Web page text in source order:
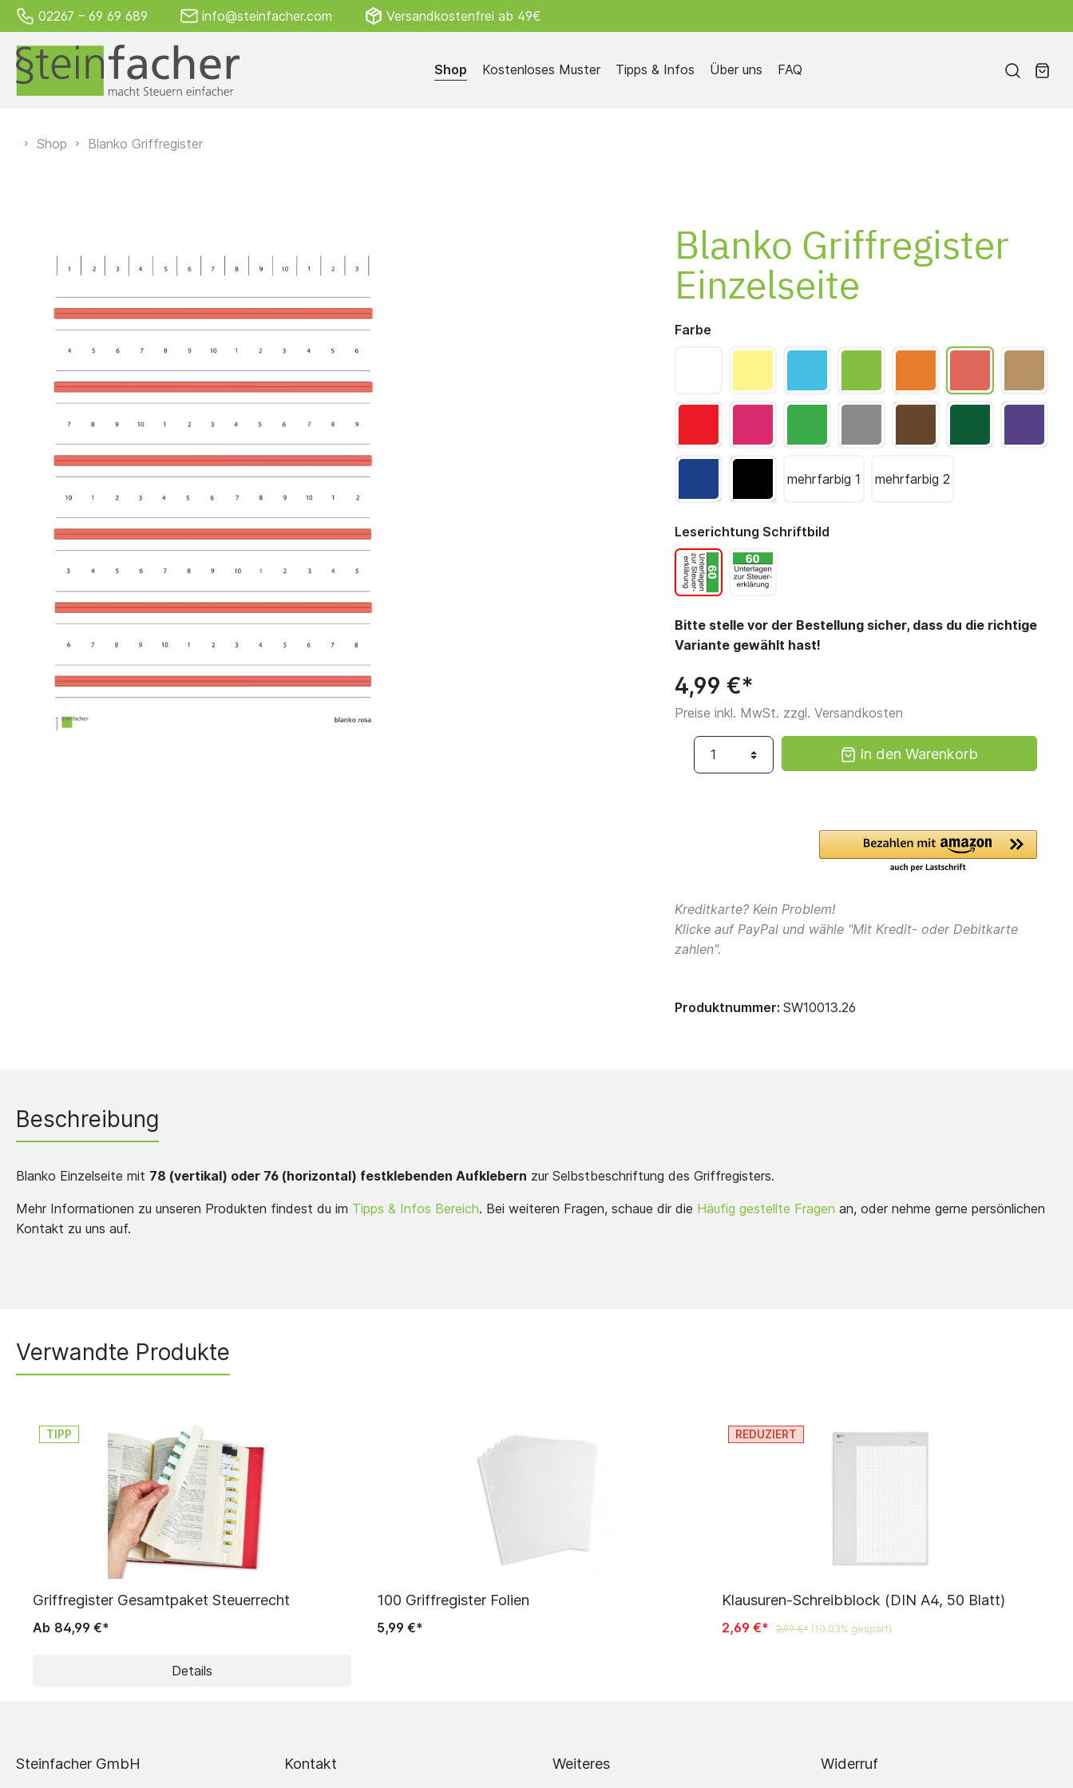
02267 – 69 69 689 info@steinfacher.com Versandkostenfrei ab 49€
Shop Kostenloses Muster Tipps & Infos Über uns FAQ
Alle Produkte von A–Z
Schweiz
Blanko Griffregister Kostenloses Muster
Produktempfehlungen Einklebeservice
Shop Blanko Griffregister
Blanko Griffregister
Einzelseite
4,99 €*
Preise inkl. MwSt. zzgl. Versandkosten
Farbe
mehrfarbig 1 mehrfarbig 2
Leserichtung Schriftbild
Bitte stelle vor der Bestellung sicher, dass du die richtige
Variante gewählt hast!
In den Warenkorb
Kreditkarte? Kein Problem!
Klicke auf PayPal und wähle "Mit Kredit- oder Debitkarte
zahlen".
Produktnummer: SW10013.26
Beschreibung
Blanko Einzelseite mit 78 (vertikal) oder 76 (horizontal) festklebenden Aufklebern zur Selbstbeschriftung des Griffregisters.
Mehr Informationen zu unseren Produkten findest du im Tipps & Infos Bereich. Bei weiteren Fragen, schaue dir die Häufig gestellte Fragen an, oder nehme gerne persönlichen
Kontakt zu uns auf.
Verwandte Produkte
TIPP
Griffregister Gesamtpaket Steuerrecht
Ab 84,99 €*
Details
100 Griffregister Folien
5,99 €*
REDUZIERT
Klausuren-Schreibblock (DIN A4, 50 Blatt)
2,69 €* 2,99 €* (10.03% gespart)
Steinfacher GmbH Kontakt Weiteres Widerruf